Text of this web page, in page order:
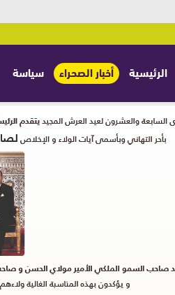
الرئيسية أخبار الصحراء سياسة